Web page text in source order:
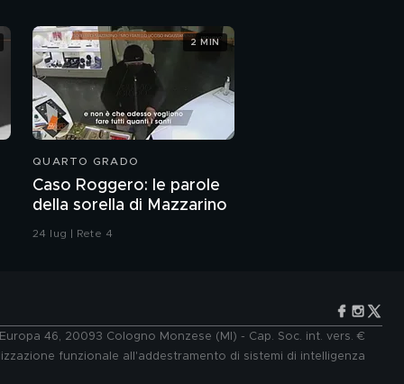
QUARTO GRADO
Caso Roggero: le parole
della sorella di Mazzarino
24 lug | Rete 4
2 MIN
46, 20093 Cologno Monzese (MI) - Cap. Soc. int. vers. €
funzionale all'addestramento di sistemi di intelligenza